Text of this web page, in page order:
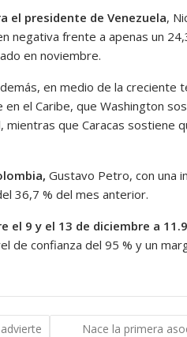
el presidente de Venezuela,
negativa frente a apenas un
en noviembre.
en medio de la creciente
el Caribe, que Washington
que Caracas sostiene
Gustavo Petro, con una
36,7 % del mes anterior.
el 9 y el 13 de diciembre a
de confianza del 95 % y un
Nace la primera